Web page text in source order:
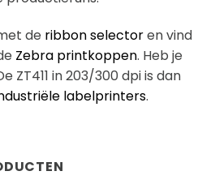
de ribbon selectoren vind
Zebra printkoppen. Heb je
ZT411 in 203/300 dpi is dan
labelprinters.